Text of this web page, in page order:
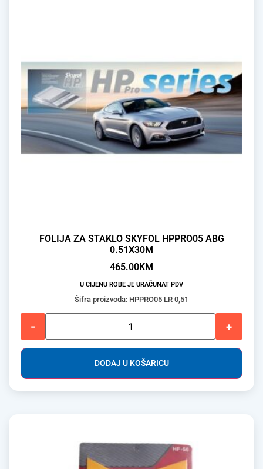
FOLIJA ZA STAKLO SKYFOL HPPRO05 ABG
0.51X30M
465.00KM
U CIJENU ROBE JE URAČUNAT PDV
Šifra proizvoda: HPPRO05 LR 0,51
- +
DODAJ U KOŠARICU